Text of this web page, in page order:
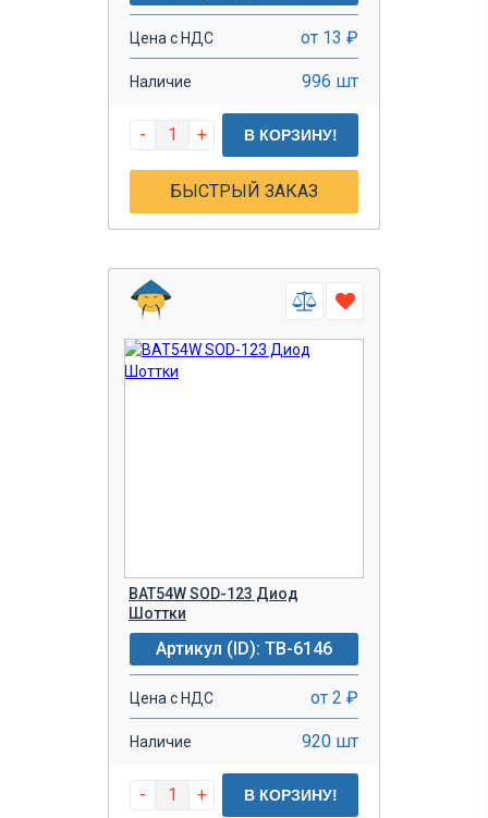
Цена с НДС от 13 ₽
Наличие 996 шт
- + В КОРЗИНУ!
БЫСТРЫЙ ЗАКАЗ
BAT54W SOD-123 Диод
Шоттки
Артикул (ID): TB-6146
Цена с НДС от 2 ₽
Наличие 920 шт
- + В КОРЗИНУ!